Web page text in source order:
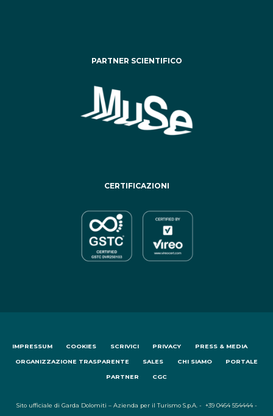
PARTNER SCIENTIFICO
CERTIFICAZIONI
IMPRESSUM COOKIES SCRIVICI PRIVACY PRESS & MEDIA
ORGANIZZAZIONE TRASPARENTE SALES CHI SIAMO PORTALE
PARTNER CGC
Sito ufficiale di Garda Dolomiti – Azienda per il Turismo S.p.A. - +39 0464 554444 -